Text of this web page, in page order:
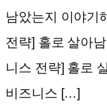
남았는지 이야기
전략] 홀로 살아
니스 전략] 홀로
비즈니스 […]